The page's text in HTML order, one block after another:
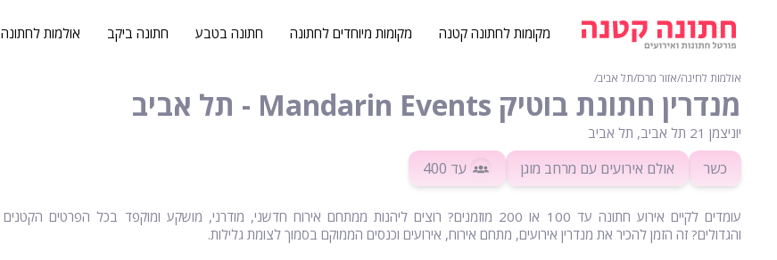
מקומות לחתונה קטנה מקומות מיוחדים לחתונה חתונה בטבע חתונה ביקב אולמות לחתונה
אולמות לחינה∕אזור מרכז∕תל אביב∕
מנדרין חתונת בוטיק Mandarin Events - תל אביב
יוניצמן 21 תל אביב, תל אביב
כשר אולם אירועים עם מרחב מוגן עד 400
עומדים לקיים אירוע חתונה עד 100 או 200 מוזמנים? רוצים ליהנות ממתחם אירוח חדשני, מודרני, מושקע ומוקפד בכל הפרטים הקטנים
והגדולים? זה הזמן להכיר את מנדרין אירועים, מתחם אירוח, אירועים וכנסים הממוקם בסמוך לצומת גלילות.